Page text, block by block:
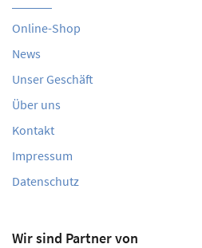
Online-Shop
News
Unser Geschäft
Über uns
Kontakt
Impressum
Datenschutz
Wir sind Partner von